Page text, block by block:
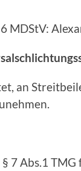
MDStV:
an
7 Abs.1